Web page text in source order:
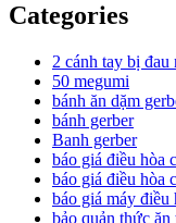
Categories
2 cánh tay bị đau
50 megumi
bánh ăn dặm
bánh gerber
Banh gerber
báo giá điều hòa
báo giá điều hòa
báo giá máy điều
bảo quản thức ăn